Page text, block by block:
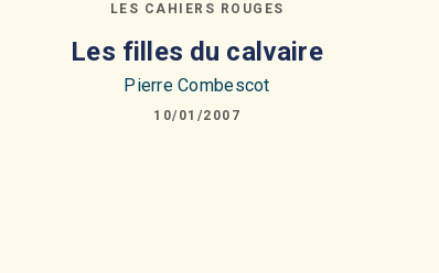
LES CAHIERS ROUGES
Les filles du calvaire
Pierre Combescot
10/01/2007